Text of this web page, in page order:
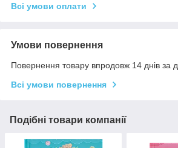
Всі умови оплати
Умови повернення
Повернення товару впродовж 14 днів за
Всі умови повернення
Подібні товари компанії